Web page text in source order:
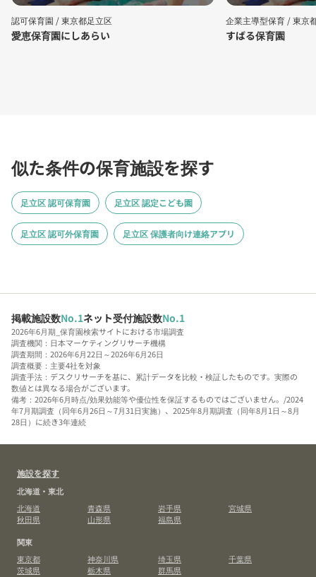
認可保育園 /東京都足立区
愛恵保育園にしあらい
企業主導型保育 /東京
すばる保育園
似た条件の保育施設を探す
足立区 認可保育園 足立区 認定こども園
足立区 認可外保育園 足立区 保護者向け連絡アプリ
掲載施設数No.1ネット受付施設数No.1
2026年6月期_保育園検索サイトにおける市場調査
調査機関：日本マーケティングリサーチ機構
調査期間：2026年6月22日～2026年6月26日
調査概要：主要4社を対象
調査手法：デスクリサーチを基に、累計データを比較・検証したものです。実際の
数値とは異なる場合がございます。
備考：2026年6月時点/効果効能等や優位性を保証するものではございません。/2024
年7月期調査（同年6月26日～7月31日実施）、2025年8月期調査（同年8月1日～8月
28日）に続き3年連続
施設を探す
北海道・東北
北海道
青森県 岩手県
宮城県
秋田県
山形県
福島県
関東
東京都
神奈川県 埼玉県
千葉県
茨城県
栃木県
群馬県